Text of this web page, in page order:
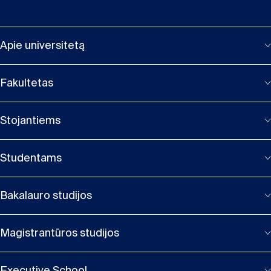
Apie universitetą
Fakultetas
Stojantiems
Studentams
Bakalauro studijos
Magistrantūros studijos